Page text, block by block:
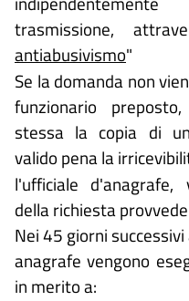
trasmissione,
antiabusivismo"
Se la domanda non
funzionario
stessa la copia di
valido pena la
l'ufficiale
della richiesta
Nei 45 giorni
anagrafe vengono
in merito a: